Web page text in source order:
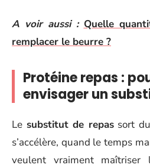
A voir aussi : Quelle
remplacer le beurre ?
Protéine repas :
envisager un
Le substitut de repassort
s’accélère, quand le temps
veulent vraiment maîtriser